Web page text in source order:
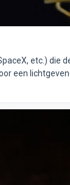
etc.) die
een